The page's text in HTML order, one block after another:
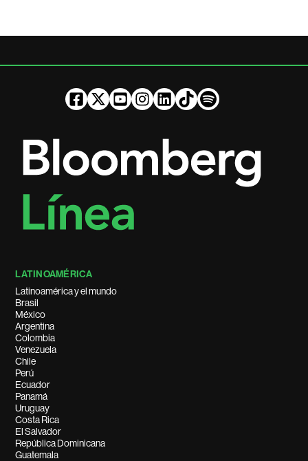
LATINOAMÉRICA
Latinoamérica y el mundo
Brasil
México
Argentina
Colombia
Venezuela
Chile
Perú
Ecuador
Panamá
Uruguay
Costa Rica
El Salvador
República Dominicana
Guatemala